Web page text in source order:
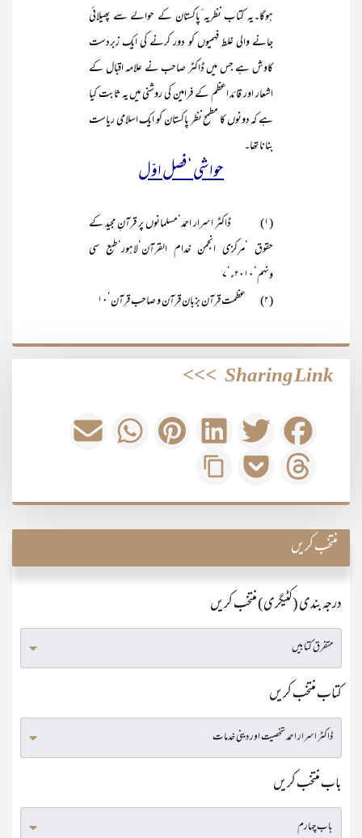
ہوگا۔یہ کتاب نظریہ ٔپاکستان کے حوالے سے پھیلائی
جانے والی غلط فہمیوں کو دور کرنے کی ایک زبردست
کاوش ہے جس میں ڈاکٹر صاحب نے علامہ اقبال کے
اشعار اور قائد اعظم کے فرامین کی روشنی میں یہ ثابت کیا
ہے کہ دونوں کا مطمح نظر پاکستان کو ایک اسلامی ریاست
بنانا تھا۔
حواشی ‘ فصل اوّل
(۱) ڈاکٹر اسرار احمد‘مسلمانوں پر قرآنِ مجید کے
حقوق ‘مرکزی انجمن خدام القرآن‘لاہور‘طبع سی
ونہم‘۲۰۱۰ء‘۷
(۲) عظمت قرآن بزبان قرآن و صاحب قرآن‘۱۰
Sharing Link
>>>
منتخب کریں
درجہ بندی (کٹیگری) منتخب کریں
کتاب منتخب کریں
باب منتخب کریں